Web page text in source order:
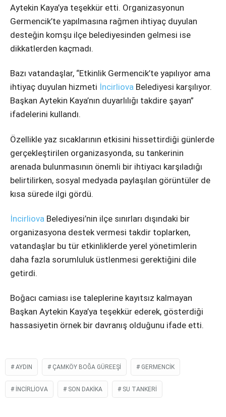
Aytekin Kaya’ya teşekkür etti. Organizasyonun
Germencik’te yapılmasına rağmen ihtiyaç duyulan
desteğin komşu ilçe belediyesinden gelmesi ise
dikkatlerden kaçmadı.
Bazı vatandaşlar, “Etkinlik Germencik’te yapılıyor ama
ihtiyaç duyulan hizmeti İncirliova Belediyesi karşılıyor.
Başkan Aytekin Kaya’nın duyarlılığı takdire şayan”
ifadelerini kullandı.
Özellikle yaz sıcaklarının etkisini hissettirdiği günlerde
gerçekleştirilen organizasyonda, su tankerinin
arenada bulunmasının önemli bir ihtiyacı karşıladığı
belirtilirken, sosyal medyada paylaşılan görüntüler de
kısa sürede ilgi gördü.
İncirliova Belediyesi’nin ilçe sınırları dışındaki bir
organizasyona destek vermesi takdir toplarken,
vatandaşlar bu tür etkinliklerde yerel yönetimlerin
daha fazla sorumluluk üstlenmesi gerektiğini dile
getirdi.
Boğacı camiası ise taleplerine kayıtsız kalmayan
Başkan Aytekin Kaya’ya teşekkür ederek, gösterdiği
hassasiyetin örnek bir davranış olduğunu ifade etti.
AYDIN ÇAMKÖY BOĞA GÜREEŞI GERMENCIK
INCIRLIOVA SON DAKIKA SU TANKERI